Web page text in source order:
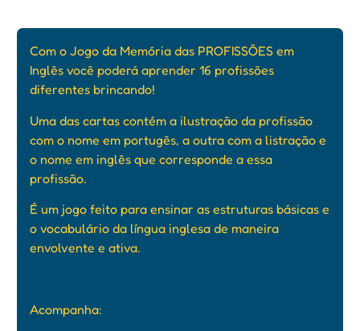
Com o Jogo da Memória das PROFISSÕES em
Inglês você poderá aprender 16 profissões
diferentes brincando!
Uma das cartas contém a ilustração da profissão
com o nome em portugês, a outra com a listração e
o nome em inglês que corresponde a essa
profissão.
É um jogo feito para ensinar as estruturas básicas e
o vocabulário da língua inglesa de maneira
envolvente e ativa.
Acompanha: